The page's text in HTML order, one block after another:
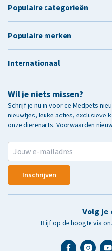
Wil je niets missen?
Schrijf je nu in voor de Medpets
nieuwtjes, leuke acties, exclusieve
onze dierenarts. Voorwaarden
Inschrijven
Volg je
Blijf op de hoogte via
Populaire categorieën
Populaire merken
Internationaal